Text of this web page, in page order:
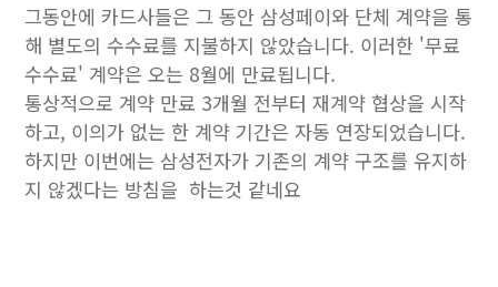
그동안에 카드사들은 그 동안 삼성페이와 단체 계약을 통
해 별도의 수수료를 지불하지 않았습니다. 이러한 '무료
수수료' 계약은 오는 8월에 만료됩니다.
통상적으로 계약 만료 3개월 전부터 재계약 협상을 시작
하고, 이의가 없는 한 계약 기간은 자동 연장되었습니다.
하지만 이번에는 삼성전자가 기존의 계약 구조를 유지하
지 않겠다는 방침을 하는것 같네요